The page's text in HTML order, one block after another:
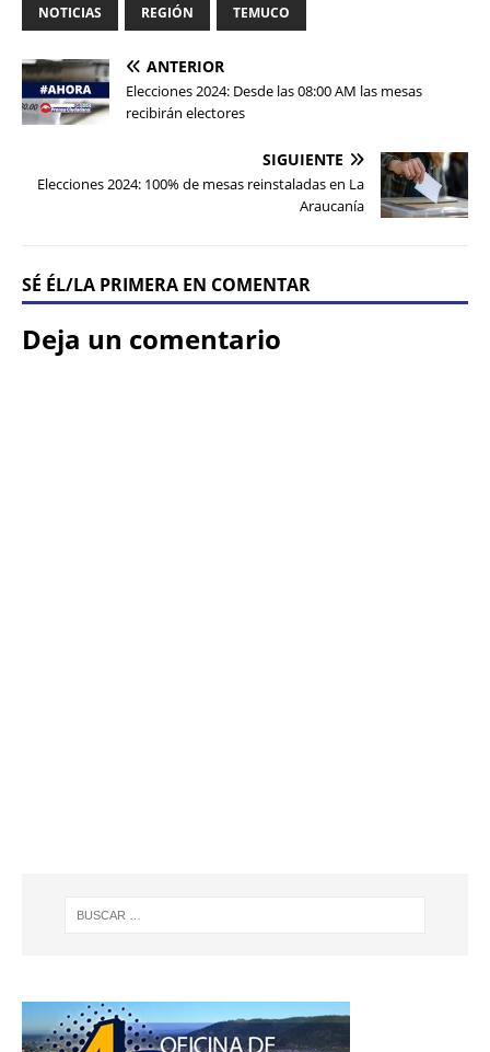
NOTICIAS REGIÓN TEMUCO
ANTERIOR
Elecciones 2024: Desde las 08:00 AM las mesas
recibirán electores
SIGUIENTE
Elecciones 2024: 100% de mesas reinstaladas en La
Araucanía
SÉ ÉL/LA PRIMERA EN COMENTAR
Deja un comentario